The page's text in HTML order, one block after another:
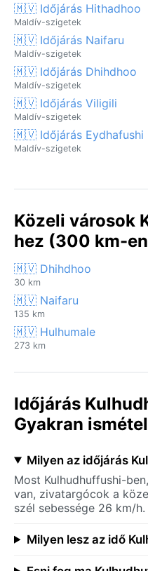
🇲🇻 Időjárás Hithadhoo
Maldív-szigetek
🇲🇻 Időjárás Naifaru
Maldív-szigetek
🇲🇻 Időjárás Dhihdhoo
Maldív-szigetek
🇲🇻 Időjárás Viligili
Maldív-szigetek
🇲🇻 Időjárás Eydhafushi
Maldív-szigetek
Közeli városok
hez (300 km-
🇲🇻 Dhihdhoo
30 km
🇲🇻 Naifaru
135 km
🇲🇻 Hulhumale
273 km
Időjárás
Gyakran
Milyen az időjárás
Most Kulhudhuffushi-
van, zivatargócok a
szél sebessége 26 km/
Milyen lesz az idő